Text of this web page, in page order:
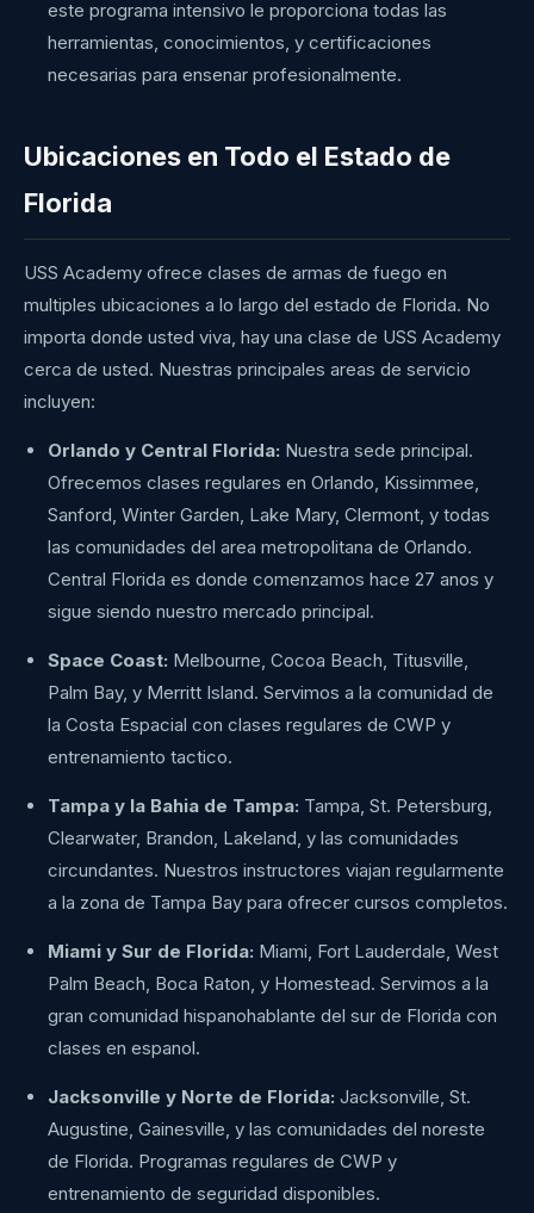
este programa intensivo le proporciona todas las
herramientas, conocimientos, y certificaciones
necesarias para ensenar profesionalmente.
Ubicaciones en Todo el Estado de
Florida
USS Academy ofrece clases de armas de fuego en
multiples ubicaciones a lo largo del estado de Florida. No
importa donde usted viva, hay una clase de USS Academy
cerca de usted. Nuestras principales areas de servicio
incluyen:
Orlando y Central Florida: Nuestra sede principal.
Ofrecemos clases regulares en Orlando, Kissimmee,
Sanford, Winter Garden, Lake Mary, Clermont, y todas
las comunidades del area metropolitana de Orlando.
Central Florida es donde comenzamos hace 27 anos y
sigue siendo nuestro mercado principal.
Space Coast: Melbourne, Cocoa Beach, Titusville,
Palm Bay, y Merritt Island. Servimos a la comunidad de
la Costa Espacial con clases regulares de CWP y
entrenamiento tactico.
Tampa y la Bahia de Tampa: Tampa, St. Petersburg,
Clearwater, Brandon, Lakeland, y las comunidades
circundantes. Nuestros instructores viajan regularmente
a la zona de Tampa Bay para ofrecer cursos completos.
Miami y Sur de Florida: Miami, Fort Lauderdale, West
Palm Beach, Boca Raton, y Homestead. Servimos a la
gran comunidad hispanohablante del sur de Florida con
clases en espanol.
Jacksonville y Norte de Florida: Jacksonville, St.
Augustine, Gainesville, y las comunidades del noreste
de Florida. Programas regulares de CWP y
entrenamiento de seguridad disponibles.